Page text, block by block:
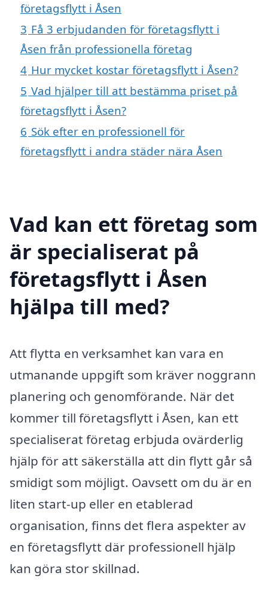
företagsflytt i Åsen
3 Få 3 erbjudanden för företagsflytt i
Åsen från professionella företag
4 Hur mycket kostar företagsflytt i Åsen?
5 Vad hjälper till att bestämma priset på
företagsflytt i Åsen?
6 Sök efter en professionell för
företagsflytt i andra städer nära Åsen
Vad kan ett företag som
är specialiserat på
företagsflytt i Åsen
hjälpa till med?
Att flytta en verksamhet kan vara en
utmanande uppgift som kräver noggrann
planering och genomförande. När det
kommer till företagsflytt i Åsen, kan ett
specialiserat företag erbjuda ovärderlig
hjälp för att säkerställa att din flytt går så
smidigt som möjligt. Oavsett om du är en
liten start-up eller en etablerad
organisation, finns det flera aspekter av
en företagsflytt där professionell hjälp
kan göra stor skillnad.